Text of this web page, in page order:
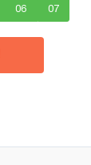
06 07